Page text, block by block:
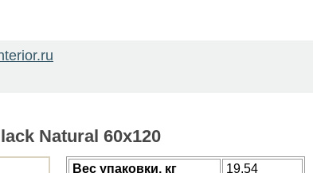
Natural 60x120
Веc упаковки, кг
19.54